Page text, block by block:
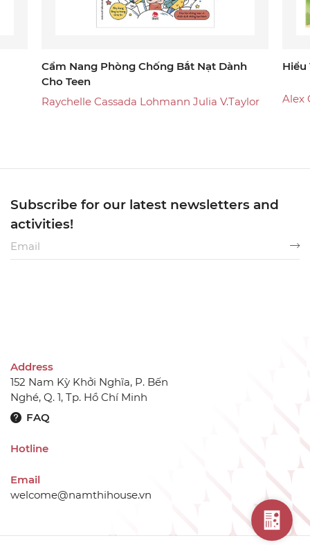
Cẩm Nang Phòng Chống Bắt Nạt Dành
Cho Teen
Raychelle Cassada Lohmann Julia V.Taylor
Hiểu
Alex
Address
152 Nam Kỳ Khởi Nghĩa, P. Bến
Nghé, Q. 1, Tp. Hồ Chí Minh
FAQ
Hotline
Email
welcome@namthihouse.vn
Subscribe for our latest newsletters and
activities!